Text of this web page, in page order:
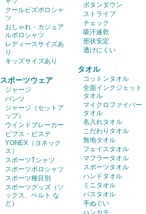
クールビズポロシャ
ツ
おしゃれ・カジュア
ルポロシャツ
レディースサイズあ
り
キッズサイズあり
スポーツウェア
ジャージ
パンツ
ジャージ（セットア
ップ）
ウインドブレーカー
ビブス・ピステ
YONEX（ヨネック
ス）
スポーツTシャツ
スポーツポロシャツ
スポーツ種目別
スポーツグッズ（ソ
ックス、ベルト な
ど）
ボタンダウン
ストライプ
チェック
吸汗速乾
形状安定
透けにくい
タオル
コットンタオル
全面インクジェット
タオル
マイクロファイバー
タオル
名入れタオル
こだわりタオル
無地タオル
フェイスタオル
マフラータオル
スポーツタオル
ハンドタオル
ミニタオル
バスタオル
手ぬぐい
ハンカチ